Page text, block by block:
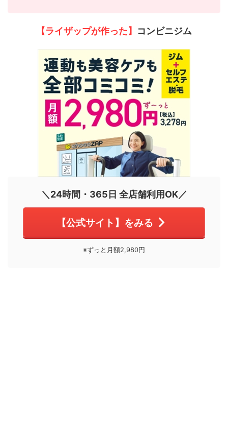
【ライザップが作った】 コンビニジム
＼24時間・365日 全店舗利用OK／
【公式サイト】をみる
※ずっと月額2,980円